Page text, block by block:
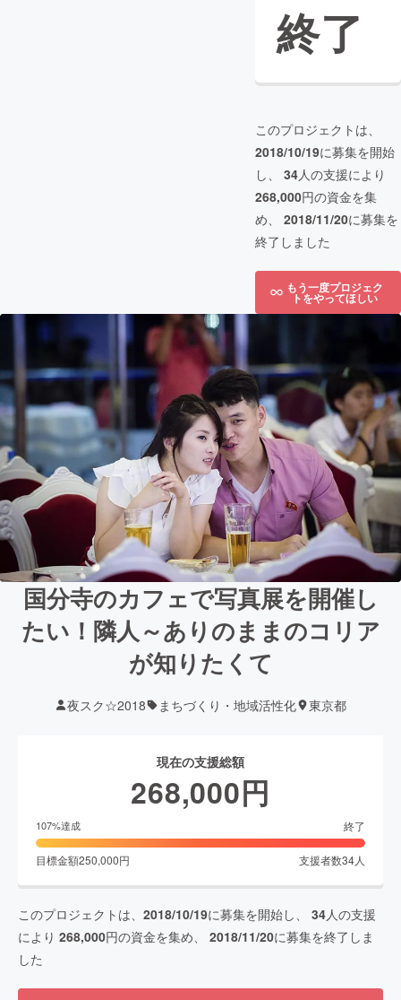
終了
このプロジェクトは、
2018/10/19に募集を開始
し、 34人の支援により
268,000円の資金を集
め、 2018/11/20に募集を
終了しました
もう一度プロジェク
トをやってほしい
国分寺のカフェで写真展を開催し
たい！隣人～ありのままのコリア
が知りたくて
夜スク☆2018 まちづくり・地域活性化 東京都
現在の支援総額
268,000円
107%達成 終了
目標金額250,000円 支援者数34人
このプロジェクトは、 2018/10/19に募集を開始し、 34人の支援
により 268,000円の資金を集め、 2018/11/20に募集を終了しま
した